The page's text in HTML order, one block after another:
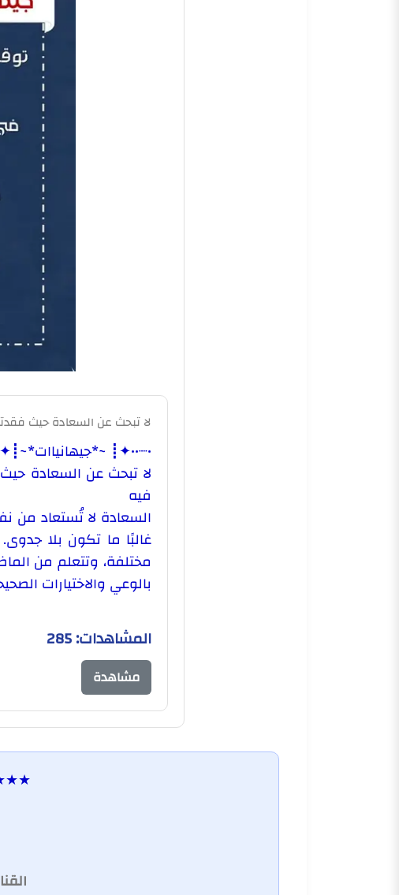
لا تبحث عن السعادة حيث
•┈••✦┋ ~*جيهانيا
لا تبحث عن السعادة
فيه
السعادة لا تُستعاد من
غالبًا ما تكون بلا
مختلفة، وتتعلم من
بالوعي والاختيارات
المشاهدات: 285
مشاهدة